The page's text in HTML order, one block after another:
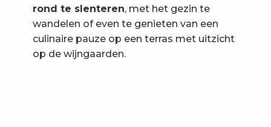
rond te slenteren, met het gezin te
wandelen of even te genieten van een
culinaire pauze op een terras met uitzicht
op de wijngaarden.